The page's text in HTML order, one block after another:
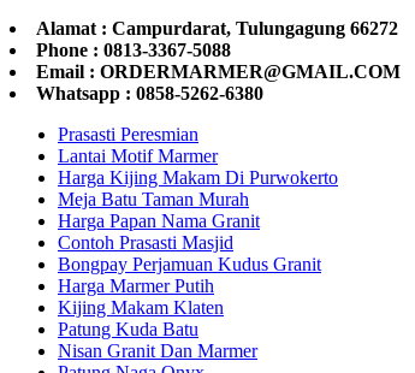
Alamat : Campurdarat, Tulungagung 66272
Phone : 0813-3367-5088
Email : ORDERMARMER@GMAIL.COM
Whatsapp : 0858-5262-6380
Prasasti Peresmian
Lantai Motif Marmer
Harga Kijing Makam Di Purwokerto
Meja Batu Taman Murah
Harga Papan Nama Granit
Contoh Prasasti Masjid
Bongpay Perjamuan Kudus Granit
Harga Marmer Putih
Kijing Makam Klaten
Patung Kuda Batu
Nisan Granit Dan Marmer